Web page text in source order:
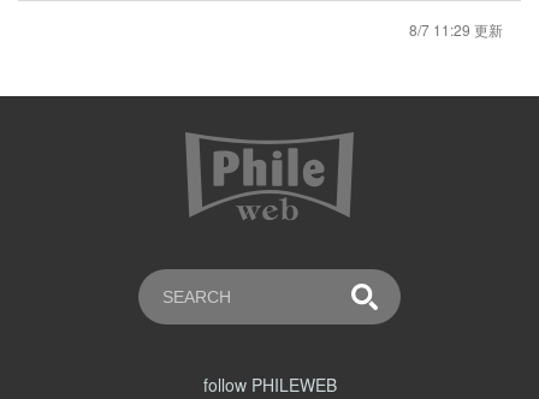
8/7 11:29 更新
follow PHILEWEB